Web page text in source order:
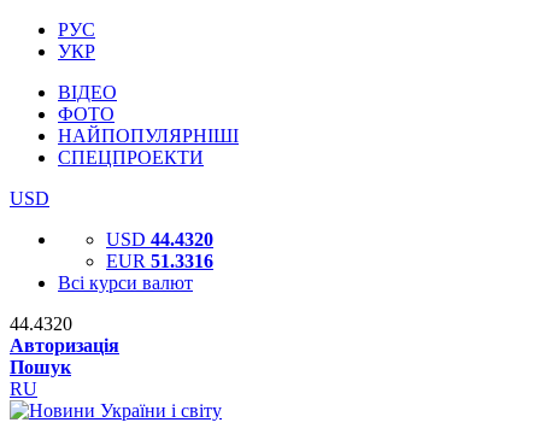
РУС
УКР
ВІДЕО
ФОТО
НАЙПОПУЛЯРНІШІ
СПЕЦПРОЕКТИ
USD
USD 44.4320
EUR 51.3316
Всі курси валют
44.4320
Авторизація
Пошук
RU